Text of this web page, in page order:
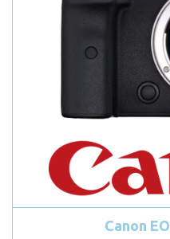
Canon